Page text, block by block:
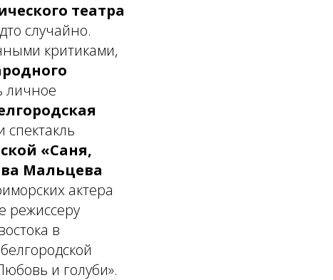
театра
случайно.
критиками,
личное
спектакль
«Саня,
Мальцева
актера
режиссеру
в
и голуби».